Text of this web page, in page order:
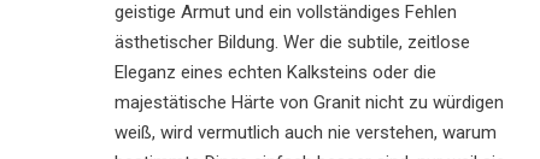
geistige Armut und ein vollständiges Fehlen
ästhetischer Bildung. Wer die subtile, zeitlose
Eleganz eines echten Kalksteins oder die
majestätische Härte von Granit nicht zu würdigen
weiß, wird vermutlich auch nie verstehen, warum